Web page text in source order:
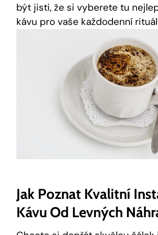
být jisti, že si vyberete tu
kávu pro vaše každodenní
Jak Poznat Kvalitní
Kávu Od Levných